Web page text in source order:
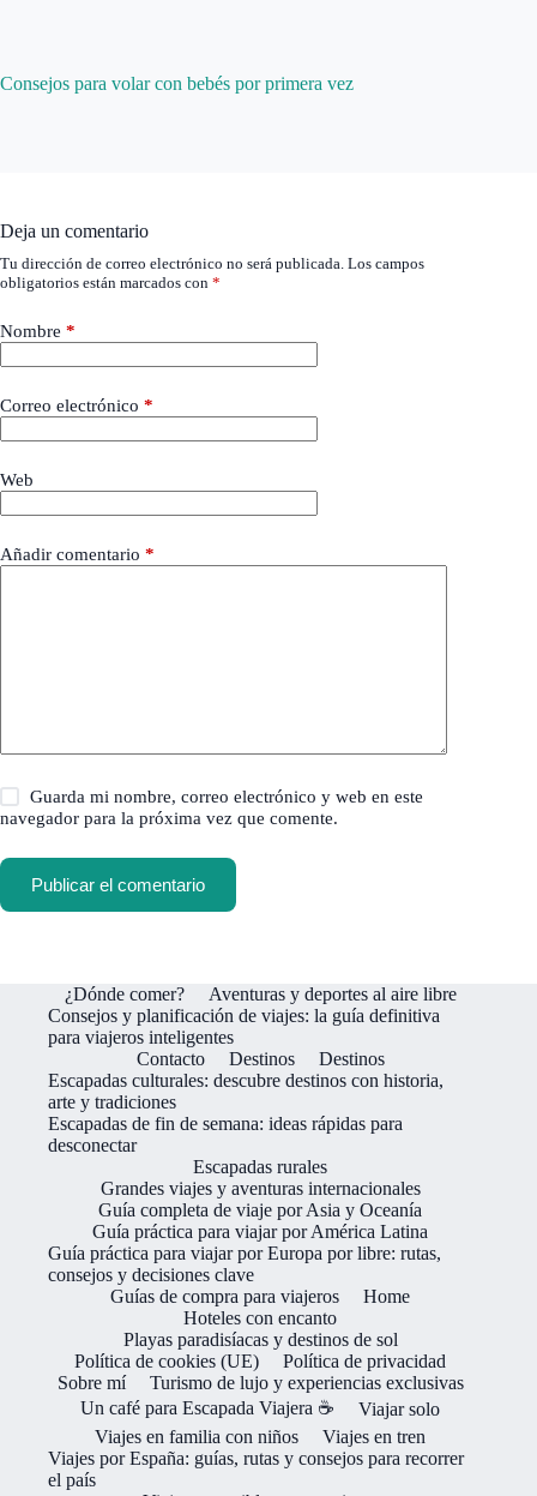
Consejos para volar con bebés por primera vez
Deja un comentario
Tu dirección de correo electrónico no será publicada. Los campos
obligatorios están marcados con *
Nombre *
Correo electrónico *
Web
Añadir comentario *
Guarda mi nombre, correo electrónico y web en este
navegador para la próxima vez que comente.
Publicar el comentario
¿Dónde comer?
Aventuras y deportes al aire libre
Consejos y planificación de viajes: la guía definitiva
para viajeros inteligentes
Contacto
Destinos
Destinos
Escapadas culturales: descubre destinos con historia,
arte y tradiciones
Escapadas de fin de semana: ideas rápidas para
desconectar
Escapadas rurales
Grandes viajes y aventuras internacionales
Guía completa de viaje por Asia y Oceanía
Guía práctica para viajar por América Latina
Guía práctica para viajar por Europa por libre: rutas,
consejos y decisiones clave
Guías de compra para viajeros
Home
Hoteles con encanto
Playas paradisíacas y destinos de sol
Política de cookies (UE)
Política de privacidad
Sobre mí
Turismo de lujo y experiencias exclusivas
Un café para Escapada Viajera ☕
Viajar solo
Viajes en familia con niños
Viajes en tren
Viajes por España: guías, rutas y consejos para recorrer
el país